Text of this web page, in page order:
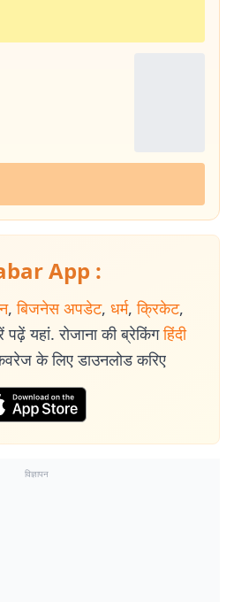
App :
, बिजनेस अपडेट, धर्म, क्रिकेट,
यहां. रोजाना की ब्रेकिंग हिंदी
के लिए डाउनलोड करिए
विज्ञापन